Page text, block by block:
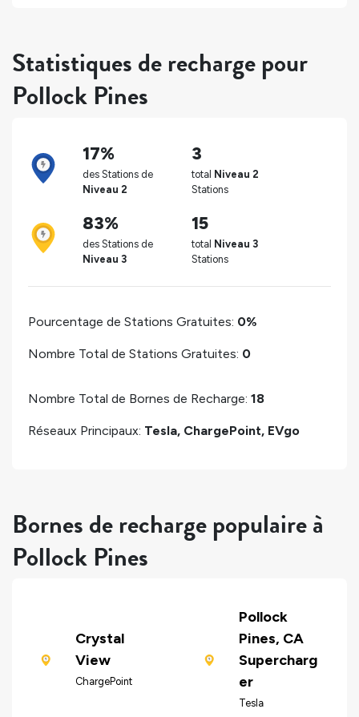
Statistiques de recharge pour
Pollock Pines
17%
des Stations de
Niveau 2
3
total Niveau 2
Stations
83%
des Stations de
Niveau 3
15
total Niveau 3
Stations
Pourcentage de Stations Gratuites: 0%
Nombre Total de Stations Gratuites: 0
Nombre Total de Bornes de Recharge: 18
Réseaux Principaux: Tesla, ChargePoint, EVgo
Bornes de recharge populaire à
Pollock Pines
Crystal
View
ChargePoint
Pollock
Pines, CA
Supercharg
er
Tesla